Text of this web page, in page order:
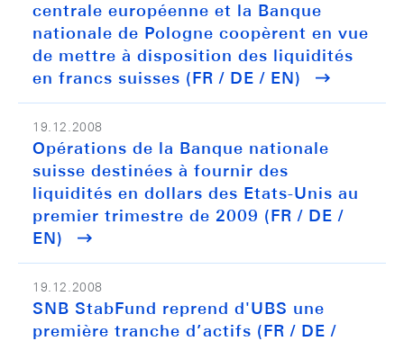
centrale européenne et la Banque
nationale de Pologne coopèrent en vue
de mettre à disposition des liquidités
en francs suisses (FR / DE / EN)
19.12.2008
Opérations de la Banque nationale
suisse destinées à fournir des
liquidités en dollars des Etats-Unis au
premier trimestre de 2009 (FR / DE /
EN)
19.12.2008
SNB StabFund reprend d'UBS une
première tranche d’actifs (FR / DE /